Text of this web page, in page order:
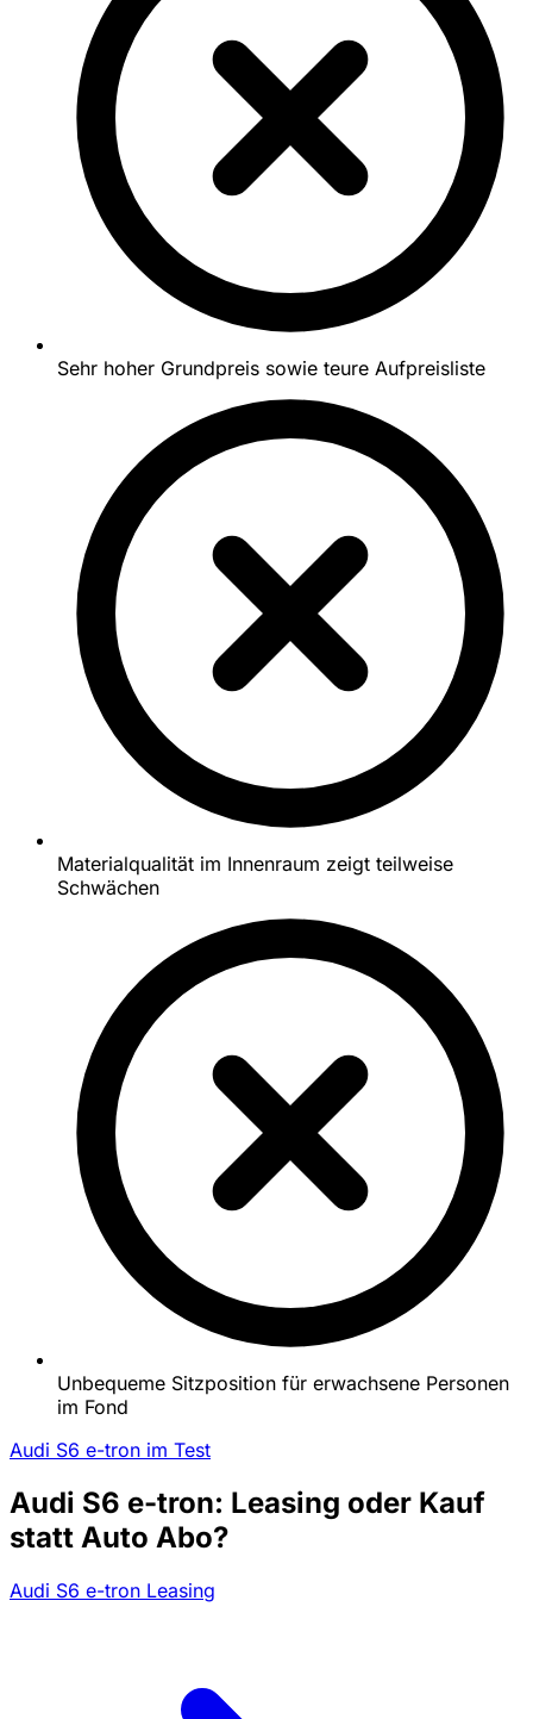
Sehr hoher Grundpreis sowie teure Aufpreisliste
Materialqualität im Innenraum zeigt teilweise
Schwächen
Unbequeme Sitzposition für erwachsene Personen
im Fond
Audi S6 e-tron im Test
Audi S6 e-tron: Leasing oder Kauf
statt Auto Abo?
Audi S6 e-tron Leasing